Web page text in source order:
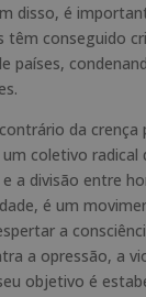
disso, é
têm conseguido
países,
da crença
coletivo radical
a divisão entre
é um
a
a opressão, a
objetivo é